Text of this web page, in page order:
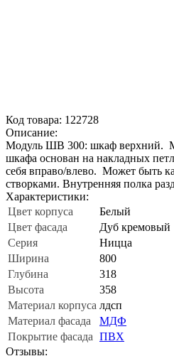
Код товара: 122728
Описание:
Модуль ШВ 300: шкаф верхний.
шкафа основан на накладных
себя вправо/влево. Может быть
створками. Внутренняя полка
Характеристики:
Цвет корпуса
Белый
Цвет фасада
Дуб кремовый
Серия
Ницца
Ширина
800
Глубина
318
Высота
358
Материал корпуса лдсп
Материал фасада
МДФ
Покрытие фасада ПВХ
Отзывы: